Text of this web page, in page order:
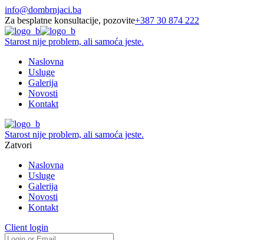
info@dombrnjaci.ba
Za besplatne konsultacije, pozovite+387 30 874 222
Starost nije problem, ali samoća jeste.
Naslovna
Usluge
Galerija
Novosti
Kontakt
Starost nije problem, ali samoća jeste.
Zatvori
Naslovna
Usluge
Galerija
Novosti
Kontakt
Client login